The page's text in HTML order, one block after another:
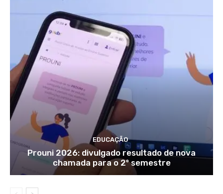
EDUCAÇÃO
Prouni 2026: divulgado resultado de nova
chamada para o 2º semestre